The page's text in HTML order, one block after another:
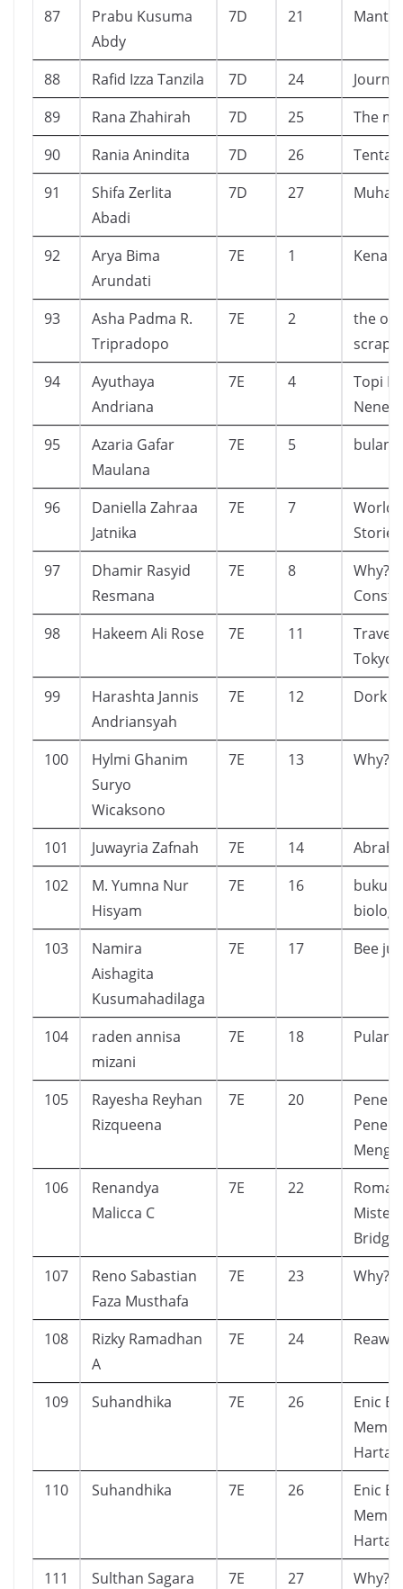
87
Prabu Kusuma
Abdy
7D 21
88 Rafid Izza Tanzila 7D 24
89
Rana Zhahirah 7D 25
The
90
Rania Anindita 7D 26
91
Shifa Zerlita
Abadi
7D 27
92
Arya Bima
Arundati
7E 1
93
Asha Padma R.
Tripradopo
7E 2
the
94
Ayuthaya
Andriana
7E 4
Topi
Nenek
95
Azaria Gafar
Maulana
7E 5 bulan
96
Daniella Zahraa
Jatnika
7E 7
World
97
Dhamir Rasyid
Resmana
7E 8
Why?
98
Hakeem Ali Rose 7E 11
Travel
Tokyo
99
Harashta Jannis
Andriansyah
7E 12 Dork
100
Hylmi Ghanim
Suryo
Wicaksono
7E 13 Why?
101 Juwayria Zafnah 7E 14
102
M. Yumna Nur
Hisyam
7E 16
buku
biologi
103
Namira
Aishagita
Kusumahadilaga
7E 17 Bee
104
raden annisa
mizani
7E 18 Pulang
105
Rayesha Reyhan
Rizqueena
7E 20
106
Renandya
Malicca C
7E 22
Mister
107
Reno Sabastian
Faza Musthafa
7E 23 Why?
108
Rizky Ramadhan
A
7E 24
109 Suhandhika 7E 26
Enic
Harta
110
Suhandhika 7E 26
Enic
Harta
111
Sulthan Sagara
7E 27 Why?